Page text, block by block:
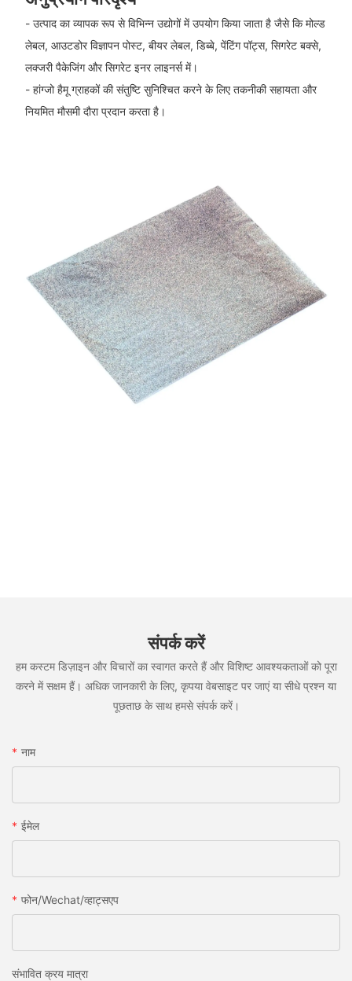
- उत्पाद का व्यापक रूप से विभिन्न उद्योगों में उपयोग किया जाता है जैसे कि मोल्ड
लेबल, आउटडोर विज्ञापन पोस्ट, बीयर लेबल, डिब्बे, पेंटिंग पॉट्स, सिगरेट बक्से,
लक्जरी पैकेजिंग और सिगरेट इनर लाइनर्स में।
- हांग्जो हैमू ग्राहकों की संतुष्टि सुनिश्चित करने के लिए तकनीकी सहायता और
नियमित मौसमी दौरा प्रदान करता है।
संपर्क करें
हम कस्टम डिज़ाइन और विचारों का स्वागत करते हैं और विशिष्ट आवश्यकताओं को पूरा
करने में सक्षम हैं। अधिक जानकारी के लिए, कृपया वेबसाइट पर जाएं या सीधे प्रश्न या
पूछताछ के साथ हमसे संपर्क करें।
नाम
ईमेल
फोन/wechat/व्हाट्सएप
संभावित क्रय मात्रा